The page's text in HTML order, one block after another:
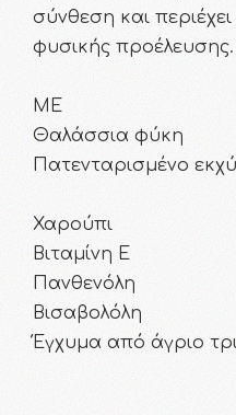
σύνθεση και
φυσικής προέλευσης.
ΜΕ
Θαλάσσια φύκη
Πατενταρισμένο
Χαρούπι
Βιταμίνη Ε
Πανθενόλη
Βισαβολόλη
Έγχυμα από